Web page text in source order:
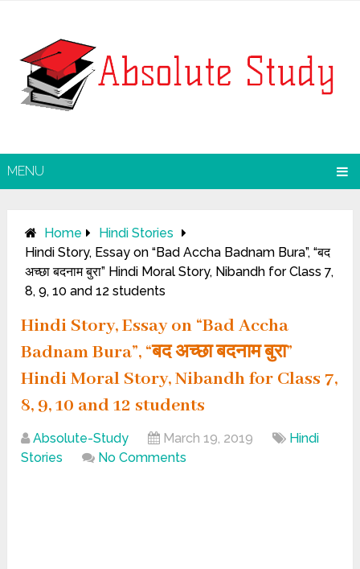
MENU
Home
Hindi Stories
Hindi Story, Essay on “Bad Accha Badnam Bura”, “बद
अच्छा बदनाम बुरा” Hindi Moral Story, Nibandh for Class 7,
8, 9, 10 and 12 students
Hindi Story, Essay on “Bad Accha
Badnam Bura”, “बद अच्छा बदनाम बुरा”
Hindi Moral Story, Nibandh for Class 7,
8, 9, 10 and 12 students
Absolute-Study March 19, 2019
Hindi
Stories
No Comments